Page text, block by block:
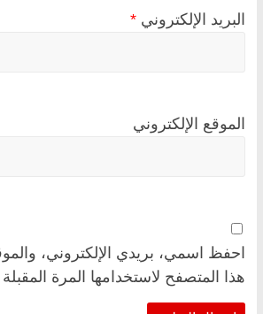
البريد الإلكتروني *
الموقع الإلكتروني
احفظ اسمي، بريدي الإلكتروني،
هذا المتصفح لاستخدامها المرة